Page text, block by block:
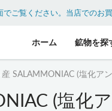
ご覧ください。 当店でのお
ホーム 鉱物を探
産 SALAMMONIAC (塩化ア
(塩化